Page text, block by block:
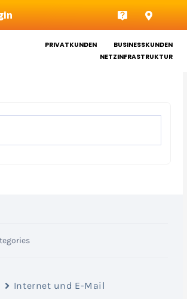
PRIVATKUNDEN
BUSINESSKUNDEN
NETZINFRASTRUKTUR
Internet und E-Mail